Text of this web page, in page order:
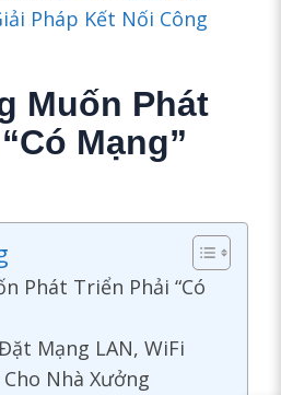
Pháp Kết Nối Công
Muốn Phát
Mạng”
Phát Triển Phải “Có
Mạng LAN, WiFi
Nhà Xưởng